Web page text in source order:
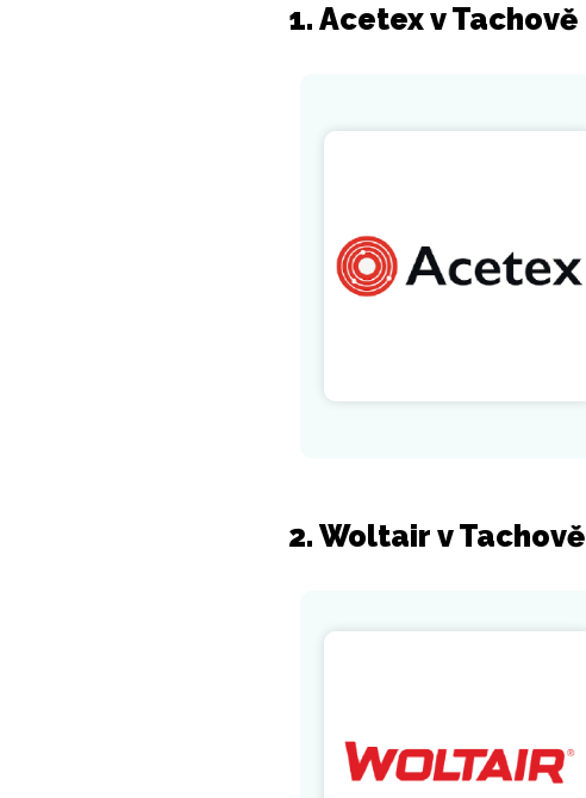
1. Acetex v Tachově
2. Woltair v Tachově